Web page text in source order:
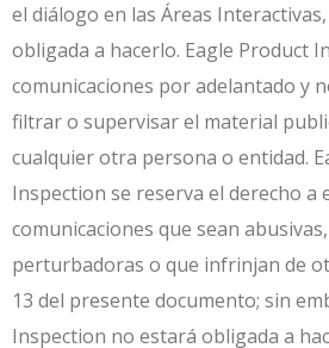
el diálogo en las Áreas
obligada a hacerlo. Eagle Product
comunicaciones por adelantado y
filtrar o supervisar el material
cualquier otra persona o entidad.
Inspection se reserva el derecho a
comunicaciones que sean
perturbadoras o que infrinjan de
13 del presente documento; sin
Inspection no estará obligada a